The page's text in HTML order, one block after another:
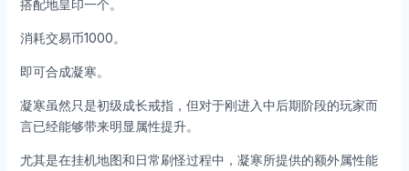
搭配地皇印一个。
消耗交易币1000。
即可合成凝寒。
凝寒虽然只是初级成长戒指，但对于刚进入中后期阶段的玩家而
言已经能够带来明显属性提升。
尤其是在挂机地图和日常刷怪过程中，凝寒所提供的额外属性能